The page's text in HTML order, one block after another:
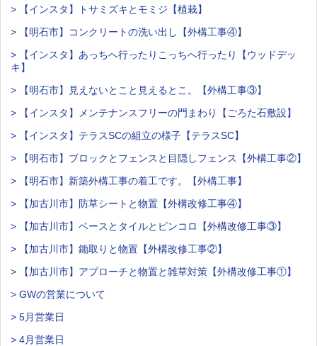
> 【インスタ】トサミズキとモミジ【植栽】
> 【明石市】コンクリートの洗い出し【外構工事④】
> 【インスタ】あっちへ行ったりこっちへ行ったり【ウッドデッ
キ】
> 【明石市】見えないとこと見えるとこ。【外構工事③】
> 【インスタ】メンテナンスフリーの門まわり【ごろた石敷設】
> 【インスタ】テラスSCの組立の様子【テラスSC】
> 【明石市】ブロックとフェンスと目隠しフェンス【外構工事②】
> 【明石市】新築外構工事の着工です。【外構工事】
> 【加古川市】防草シートと物置【外構改修工事④】
> 【加古川市】ベースとタイルとピンコロ【外構改修工事③】
> 【加古川市】鋤取りと物置【外構改修工事②】
> 【加古川市】アプローチと物置と雑草対策【外構改修工事①】
> GWの営業について
> 5月営業日
> 4月営業日